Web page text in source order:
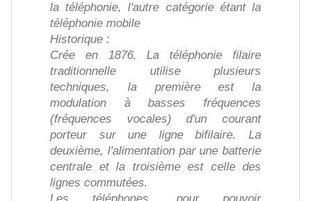
la téléphonie, l'autre catégorie étant la
téléphonie mobile
Historique :
Crée en 1876, La téléphonie filaire
traditionnelle utilise plusieurs
techniques, la première est la
modulation à basses fréquences
(fréquences vocales) d'un courant
porteur sur une ligne bifilaire. La
deuxième, l'alimentation par une batterie
centrale et la troisième est celle des
lignes commutées.